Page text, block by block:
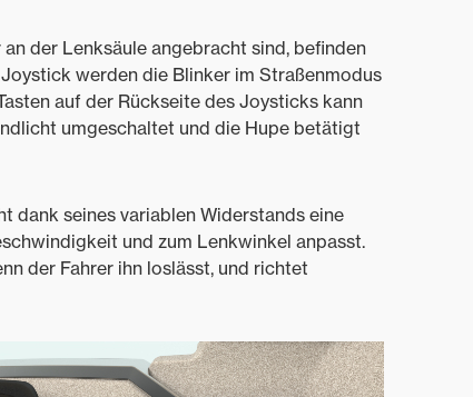
der Lenksäule angebracht sind, befinden
werden die Blinker im Straßenmodus
auf der Rückseite des Joysticks kann
umgeschaltet und die Hupe betätigt
dank seines variablen Widerstands eine
und zum Lenkwinkel anpasst.
der Fahrer ihn loslässt, und richtet